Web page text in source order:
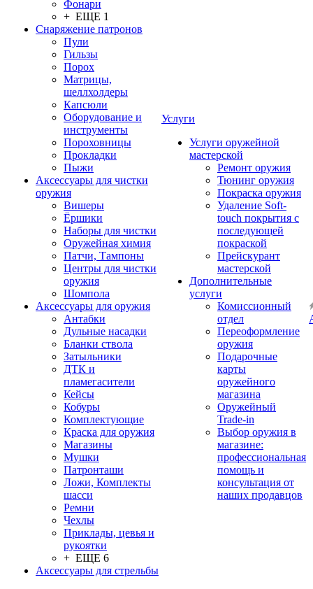
Фонари
+ ЕЩЕ 1
Снаряжение патронов
Пули
Гильзы
Порох
Матрицы,
шеллхолдеры
Капсюли
Оборудование и
инструменты
Пороховницы
Прокладки
Пыжи
Аксессуары для чистки
оружия
Вишеры
Ёршики
Наборы для чистки
Оружейная химия
Патчи, Тампоны
Центры для чистки
оружия
Шомпола
Аксессуары для оружия
Антабки
Дульные насадки
Бланки ствола
Затыльники
ДТК и
пламегасители
Кейсы
Кобуры
Комплектующие
Краска для оружия
Магазины
Мушки
Патронташи
Ложи, Комплекты
шасси
Ремни
Чехлы
Приклады, цевья и
рукоятки
+ ЕЩЕ 6
Аксессуары для стрельбы
Услуги
Услуги оружейной
мастерской
Ремонт оружия
Тюнинг оружия
Покраска оружия
Удаление Soft-
touch покрытия с
последующей
покраской
Прейскурант
мастерской
Дополнительные
услуги
Комиссионный
отдел
Переоформление
оружия
Подарочные
карты
оружейного
магазина
Оружейный
Trade-in
Выбор оружия в
магазине:
профессиональная
помощь и
консультация от
наших продавцов